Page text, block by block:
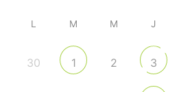
L M M J
30 1 2 3